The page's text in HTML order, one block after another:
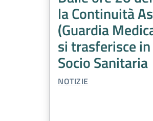
la Continuità
(Guardia
si trasferisce
Socio Sanitaria
TIPO CONTENUTO:
NOTIZIE